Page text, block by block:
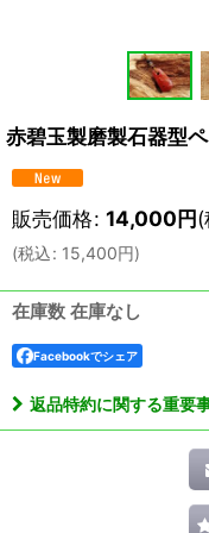
赤碧玉製磨製石器型
販売価格: 14,000円(
(税込: 15,400円)
在庫数 在庫なし
Facebookでシェア
返品特約に関する重要